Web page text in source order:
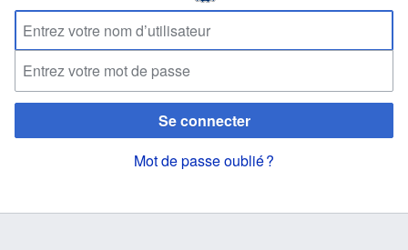
Se connecter
Mot de passe oublié ?